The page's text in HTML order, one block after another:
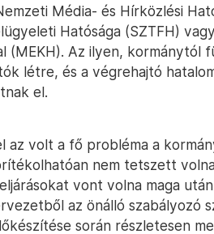
Média- és Hírközlési
Hatósága (SZTFH)
(MEKH). Az ilyen, kormánytól
létre, és a végrehajtó
el.
az volt a fő probléma a
nem tetszett
vont volna maga
az önálló szabályozó
során részletesen